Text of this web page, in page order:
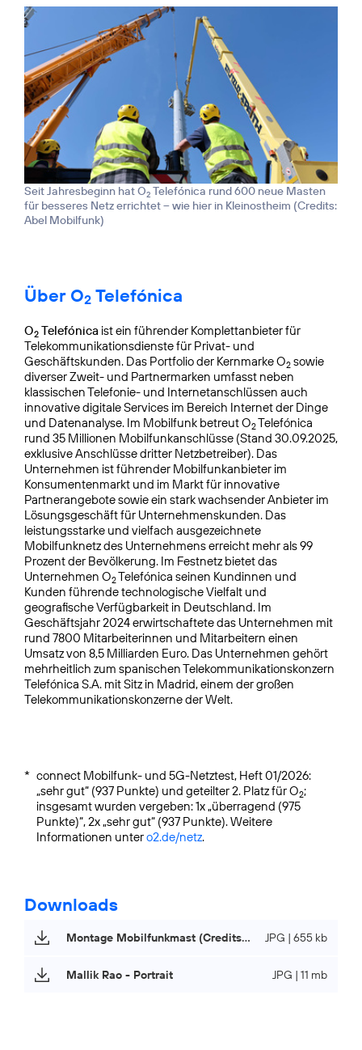
Seit Jahresbeginn hat O2 Telefónica rund 600 neue Masten
für besseres Netz errichtet – wie hier in Kleinostheim (Credits:
Abel Mobilfunk)
Über O2 Telefónica
O2 Telefónica ist ein führender Komplettanbieter für
Telekommunikationsdienste für Privat- und
Geschäftskunden. Das Portfolio der Kernmarke O2 sowie
diverser Zweit- und Partnermarken umfasst neben
klassischen Telefonie- und Internetanschlüssen auch
innovative digitale Services im Bereich Internet der Dinge
und Datenanalyse. Im Mobilfunk betreut O2Telefónica
rund 35 Millionen Mobilfunkanschlüsse (Stand 30.09.2025,
exklusive Anschlüsse dritter Netzbetreiber). Das
Unternehmen ist führender Mobilfunkanbieter im
Konsumentenmarkt und im Markt für innovative
Partnerangebote sowie ein stark wachsender Anbieter im
Lösungsgeschäft für Unternehmenskunden. Das
leistungsstarke und vielfach ausgezeichnete
Mobilfunknetz des Unternehmens erreicht mehr als 99
Prozent der Bevölkerung. Im Festnetz bietet das
Unternehmen O2Telefónica seinen Kundinnen und
Kunden führende technologische Vielfalt und
geografische Verfügbarkeit in Deutschland. Im
Geschäftsjahr 2024 erwirtschaftete das Unternehmen mit
rund 7800 Mitarbeiterinnen und Mitarbeitern einen
Umsatz von 8,5 Milliarden Euro. Das Unternehmen gehört
mehrheitlich zum spanischen Telekommunikationskonzern
Telefónica S.A. mit Sitz in Madrid, einem der großen
Telekommunikationskonzerne der Welt.
* connect Mobilfunk- und 5G-Netztest, Heft 01/2026:
„sehr gut“ (937 Punkte) und geteilter 2. Platz für O2;
insgesamt wurden vergeben: 1x „überragend (975
Punkte)“, 2x „sehr gut“ (937 Punkte). Weitere
Informationen untero2.de/netz.
Downloads
Montage Mobilfunkmast (Credits: Abel Mobilfunk) JPG | 655 kb
Mallik Rao - Portrait JPG | 11 mb